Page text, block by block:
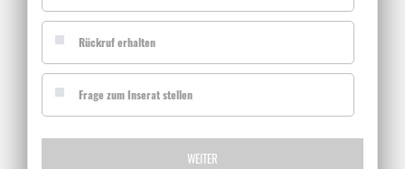
Rückruf erhalten
Frage zum Inserat stellen
WEITER